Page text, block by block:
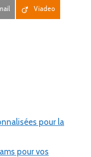
Viadeo
pour la
pour vos